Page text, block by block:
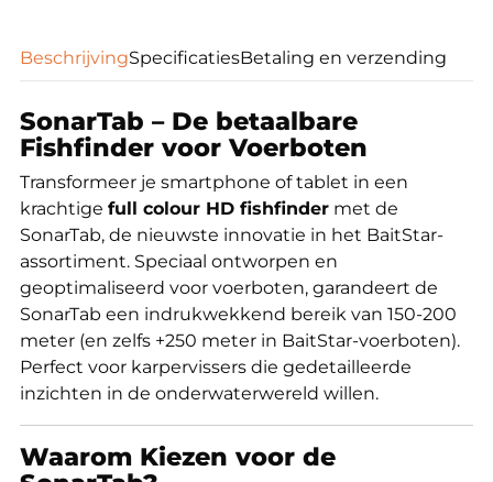
BeschrijvingSpecificatiesBetaling en verzending
SonarTab – De betaalbare
Fishfinder voor Voerboten
Transformeer je smartphone of tablet in een
krachtige full colour HD fishfinder met de
SonarTab, de nieuwste innovatie in het BaitStar-
assortiment. Speciaal ontworpen en
geoptimaliseerd voor voerboten, garandeert de
SonarTab een indrukwekkend bereik van 150-200
meter (en zelfs +250 meter in BaitStar-voerboten).
Perfect voor karpervissers die gedetailleerde
inzichten in de onderwaterwereld willen.
Waarom Kiezen voor de